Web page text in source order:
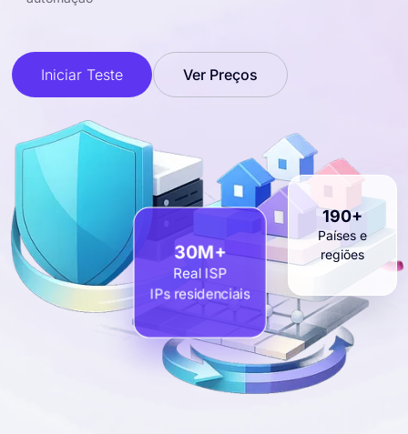
Iniciar Teste Ver Preços
30M+
Real ISP
IPs residenciais
190+
Países e
regiões